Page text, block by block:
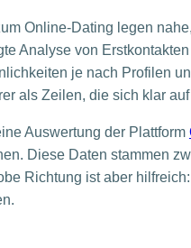
Online-Dating legen
Analyse von
je nach Profilen
als Zeilen, die sich klar
Auswertung der Plattform
Diese Daten stammen
Richtung ist aber